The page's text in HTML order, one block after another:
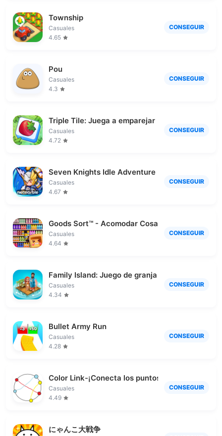
Township
Casuales
4.65
CONSEGUIR
Pou
Casuales
4.3
CONSEGUIR
Triple Tile: Juega a emparejar
Casuales
4.72
CONSEGUIR
Seven Knights Idle Adventure
Casuales
4.67
CONSEGUIR
Goods Sort™ - Acomodar Cosas
Casuales
4.64
CONSEGUIR
Family Island: Juego de granja
Casuales
4.34
CONSEGUIR
Bullet Army Run
Casuales
4.28
CONSEGUIR
Color Link-¡Conecta los puntos
Casuales
4.49
CONSEGUIR
にゃんこ大戦争